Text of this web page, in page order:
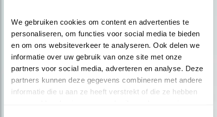
We gebruiken cookies om content en advertenties te
personaliseren, om functies voor social media te bieden
en om ons websiteverkeer te analyseren. Ook delen we
informatie over uw gebruik van onze site met onze
partners voor social media, adverteren en analyse. Deze
partners kunnen deze gegevens combineren met andere
informatie die u aan ze heeft verstrekt of die ze hebben